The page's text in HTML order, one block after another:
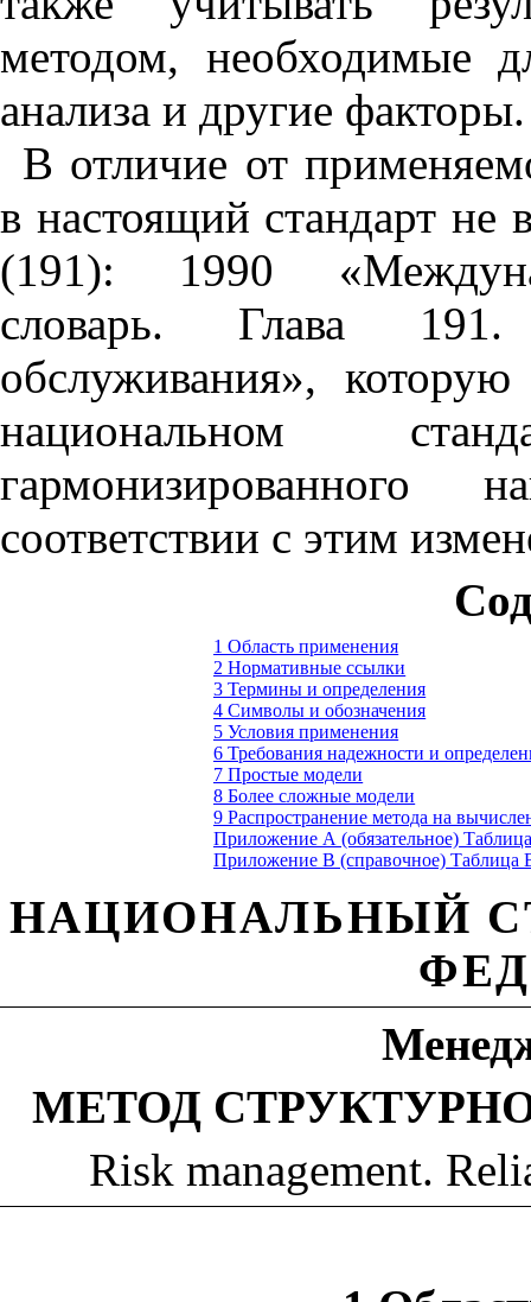
методом, необходимые
анализа и другие факторы.
В отличие от
в настоящий стандарт
(191): 1990
словарь. Глава
обслуживания»,
национальном
гармонизированного
соответствии с этим
1 Область применения
2 Нормативные ссылки
3 Термины и определения
4 Символы и обозначения
5 Условия применения
6 Требования надежности и
7 Простые модели
8 Более сложные модели
9 Распространение метода на
Приложение А (обязательное)
Приложение В (справочное) Таблица
НАЦИОНАЛЬНЫЙ
МЕТОД
Risk management.